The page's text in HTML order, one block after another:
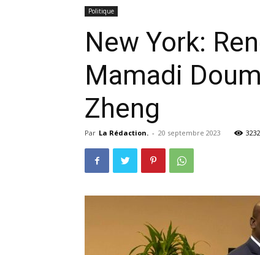
Politique
New York:
Mamadi
Zheng
Par La Rédaction. - 20 septembre 2023